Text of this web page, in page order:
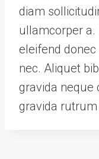
diam
ullamcorper a.
eleifend
nec. Aliquet
gravida neque
gravida